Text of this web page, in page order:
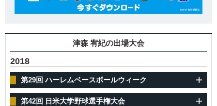
津森 宥紀の出場大会
2018
第29回 ハーレムベースボールウィーク
第42回 日米大学野球選手権大会